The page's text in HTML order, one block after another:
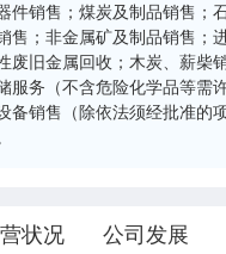
件销售；煤炭及制品销售；
售；非金属矿及制品销售；
废旧金属回收；木炭、薪柴
服务（不含危险化学品等需
备销售（除依法须经批准的
状况 公司发展